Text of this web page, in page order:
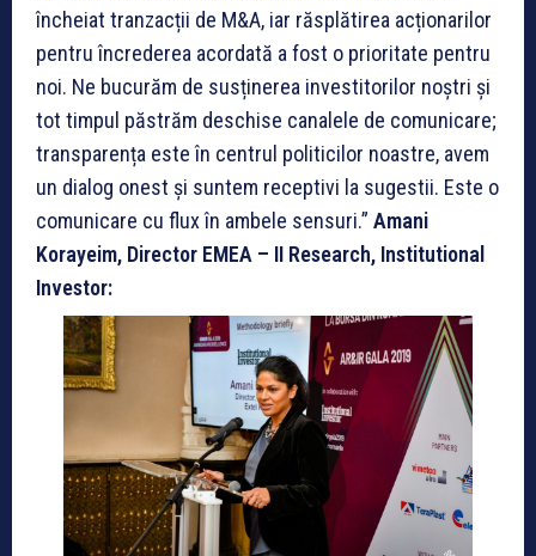
încheiat tranzacții de M&A, iar răsplătirea acționarilor
pentru încrederea acordată a fost o prioritate pentru
noi. Ne bucurăm de susținerea investitorilor noștri și
tot timpul păstrăm deschise canalele de comunicare;
transparența este în centrul politicilor noastre, avem
un dialog onest și suntem receptivi la sugestii. Este o
comunicare cu flux în ambele sensuri.” Amani
Korayeim, Director EMEA – II Research, Institutional
Investor: